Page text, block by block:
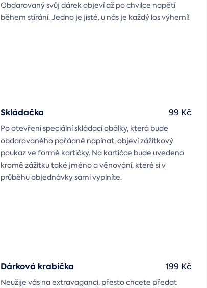
Obdarovaný svůj dárek objeví až po chvilce napětí
během stírání. Jedno je jisté, u nás je každý los výherní!
Skládačka
Po otevření speciální skládací obálky, která bude
obdarovaného pořádně napínat, objeví zážitkový
poukaz ve formě kartičky. Na kartičce bude uvedeno
kromě zážitku také jméno a věnování, které si v
průběhu objednávky sami vyplníte.
99 Kč
Dárková krabička
Neužije vás na extravaganci, přesto chcete předat
199 Kč